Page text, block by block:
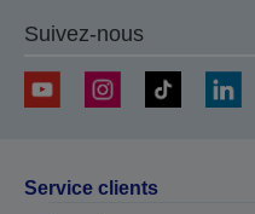
Suivez-nous
Service clients